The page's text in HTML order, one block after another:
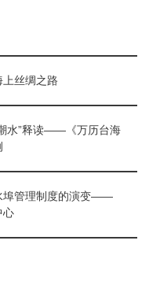
上丝绸之路
水”释读——《万历台海
埠管理制度的演变——
心